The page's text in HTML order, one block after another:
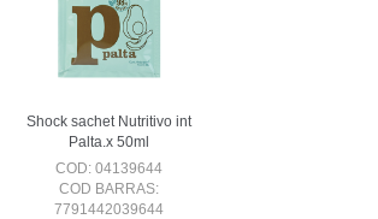
Shock sachet Nutritivo int
Palta.x 50ml
COD: 04139644
COD BARRAS:
7791442039644